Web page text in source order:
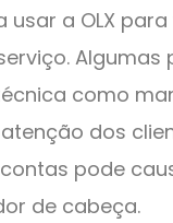
usar a OLX
Algumas
como
dos
pode
de cabeça.